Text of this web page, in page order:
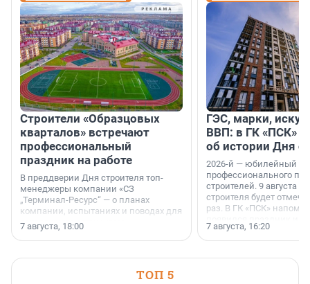
Строители «Образцовых
кварталов» встречают
профессиональный
праздник на работе
В преддверии Дня строителя топ-
менеджеры компании «СЗ
„Терминал-Ресурс“ — о планах
компании, испытаниях и поводах для
осторожного оптимизма.
7 августа, 18:00
ГЭС, марки,
ВВП: в ГК «ПСК»
об истории Дня
2026-й — юбилейный
профессионального
строителей. 9 августа
строителя будет
раз. В ГК «ПСК»
поменялась роль
7 августа, 16:20
ТОП 5